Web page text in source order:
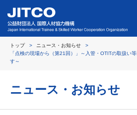
トップ
ニュース・お知らせ
「点検の現場から（第21回）」～入管・OTITの取扱い
す～
ニュース・お知らせ